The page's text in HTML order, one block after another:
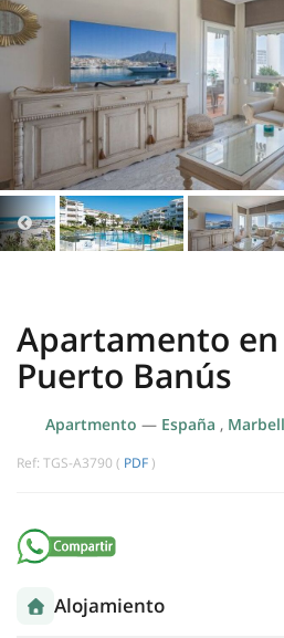
Apartamento
Puerto Banús
Apartmento — España ,
Ref: TGS-A3790 ( PDF )
Alojamiento